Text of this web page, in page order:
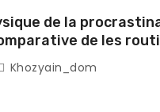
de la
de les
les notifications
Khozyain_dom